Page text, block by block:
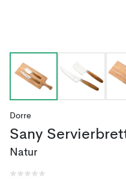
Dorre
Sany
Natur